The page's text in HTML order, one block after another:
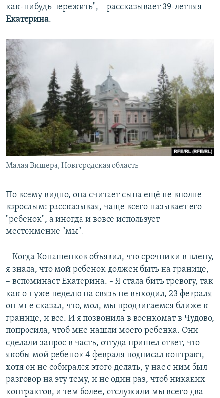
как-нибудь пережить", – рассказывает 39-летняя
Екатерина.
Малая Вишера, Новгородская область
По всему видно, она считает сына ещё не вполне
взрослым: рассказывая, чаще всего называет его
"ребенок", а иногда и вовсе использует
местоимение "мы".
– Когда Конашенков объявил, что срочники в плену,
я знала, что мой ребенок должен быть на границе,
– вспоминает Екатерина. – Я стала бить тревогу, так
как он уже неделю на связь не выходил, 23 февраля
он мне сказал, что, мол, мы продвигаемся ближе к
границе, и все. И я позвонила в военкомат в Чудово,
попросила, чтоб мне нашли моего ребенка. Они
сделали запрос в часть, оттуда пришел ответ, что
якобы мой ребенок 4 февраля подписал контракт,
хотя он не собирался этого делать, у нас с ним был
разговор на эту тему, и не один раз, чтоб никаких
контрактов, и тем более, отслужили мы всего два